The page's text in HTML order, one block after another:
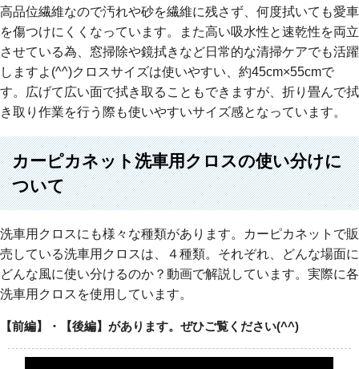
高品位繊維なので汚れや砂を繊維に残さず、何度拭いても愛車
を傷つけにくくなっています。また高い吸水性と速乾性を両立
させている為、窓掃除や鏡拭きなど日常的な清掃ケアでも活躍
しますよ(^^)クロスサイズは使いやすい、約45cm×55cmで
す。広げて広い面で拭き取ることもできますが、折り畳んで拭
き取り作業を行う際も使いやすいサイズ感となっています。
カーピカネット洗車用クロスの使い分けに
ついて
洗車用クロスにも様々な種類があります。カーピカネットで販
売している洗車用クロスは、４種類。それぞれ、どんな場面に
どんな風に使い分けるのか？動画で解説しています。実際に各
洗車用クロスを使用しています。
【前編】・【後編】があります。ぜひご覧ください(^^)